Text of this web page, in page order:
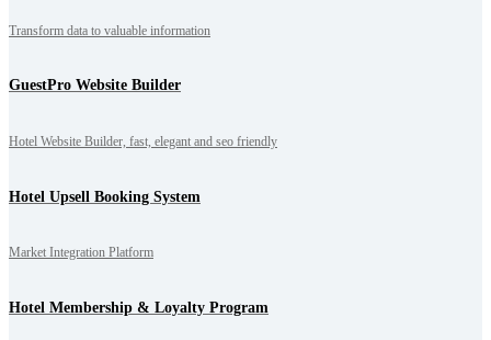
Transform data to valuable information
GuestPro Website Builder
Hotel Website Builder, fast, elegant and seo friendly
Hotel Upsell Booking System
Market Integration Platform
Hotel Membership & Loyalty Program